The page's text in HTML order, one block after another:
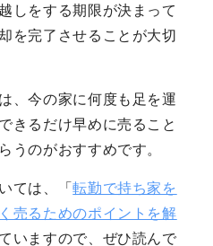
しをする期限が決まって
を完了させることが大切
、今の家に何度も足を運
きるだけ早めに売ること
うのがおすすめです。
ては、「転勤で持ち家を
売るためのポイントを解
いますので、ぜひ読んで